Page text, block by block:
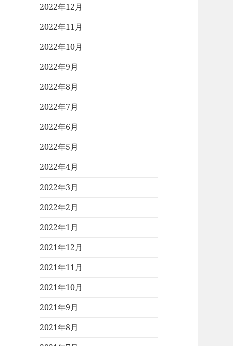
2022年12月
2022年11月
2022年10月
2022年9月
2022年8月
2022年7月
2022年6月
2022年5月
2022年4月
2022年3月
2022年2月
2022年1月
2021年12月
2021年11月
2021年10月
2021年9月
2021年8月